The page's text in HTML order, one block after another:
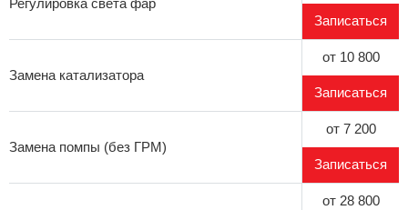
Регулировка света фар
Записаться
Замена катализатора
от 10 800
Записаться
Замена помпы (без ГРМ)
от 7 200
Записаться
от 28 800